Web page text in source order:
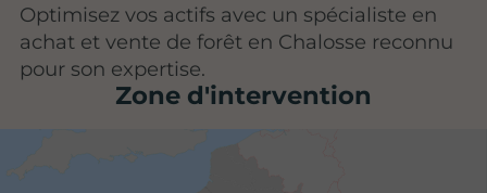
Optimisez vos actifs avec un spécialiste en
achat et vente de forêt en Chalosse reconnu
pour son expertise.
Zone d'intervention